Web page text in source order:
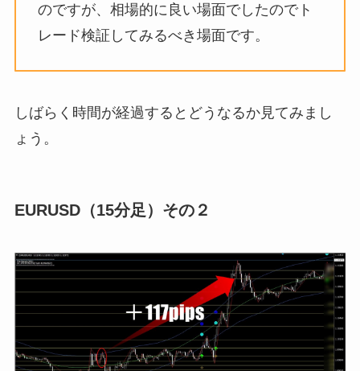
のですが、相場的に良い場面でしたのでト
レード検証してみるべき場面です。
しばらく時間が経過するとどうなるか見てみまし
ょう。
EURUSD（15分足）その２